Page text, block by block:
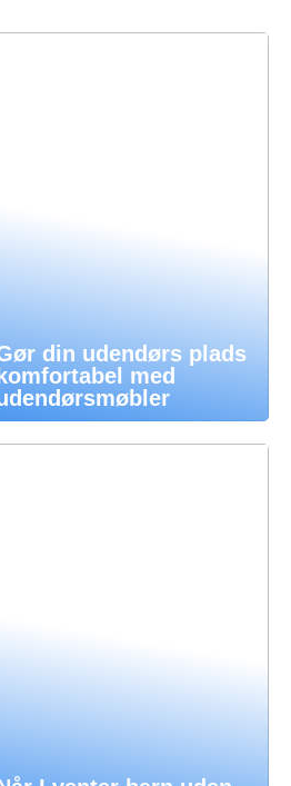
din udendørs plads
komfortabel med